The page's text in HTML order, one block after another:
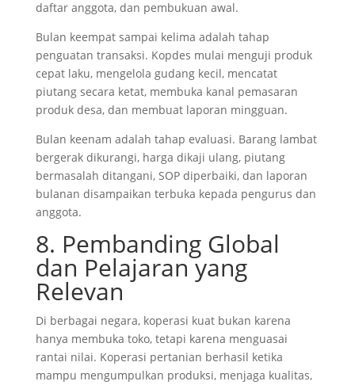
daftar anggota, dan pembukuan awal.
Bulan keempat sampai kelima adalah tahap
penguatan transaksi. Kopdes mulai menguji produk
cepat laku, mengelola gudang kecil, mencatat
piutang secara ketat, membuka kanal pemasaran
produk desa, dan membuat laporan mingguan.
Bulan keenam adalah tahap evaluasi. Barang lambat
bergerak dikurangi, harga dikaji ulang, piutang
bermasalah ditangani, SOP diperbaiki, dan laporan
bulanan disampaikan terbuka kepada pengurus dan
anggota.
8. Pembanding Global
dan Pelajaran yang
Relevan
Di berbagai negara, koperasi kuat bukan karena
hanya membuka toko, tetapi karena menguasai
rantai nilai. Koperasi pertanian berhasil ketika
mampu mengumpulkan produksi, menjaga kualitas,